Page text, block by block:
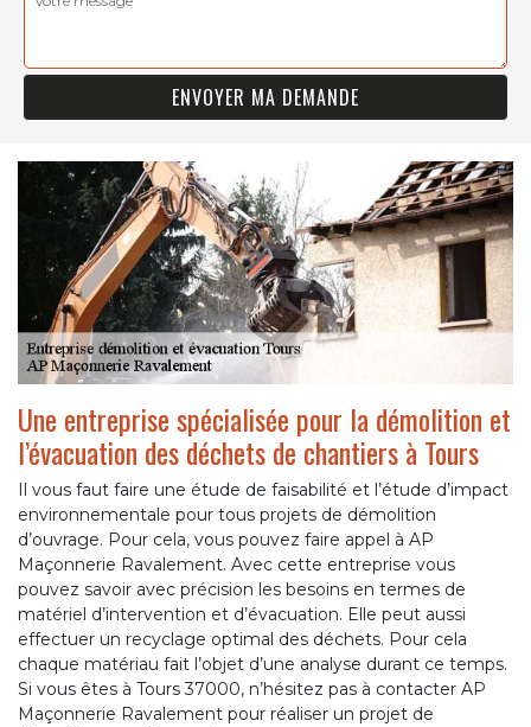
Une entreprise spécialisée pour la démolition et
l’évacuation des déchets de chantiers à Tours
Il vous faut faire une étude de faisabilité et l’étude d’impact
environnementale pour tous projets de démolition
d’ouvrage. Pour cela, vous pouvez faire appel à AP
Maçonnerie Ravalement. Avec cette entreprise vous
pouvez savoir avec précision les besoins en termes de
matériel d’intervention et d’évacuation. Elle peut aussi
effectuer un recyclage optimal des déchets. Pour cela
chaque matériau fait l’objet d’une analyse durant ce temps.
Si vous êtes à Tours 37000, n’hésitez pas à contacter AP
Maçonnerie Ravalement pour réaliser un projet de